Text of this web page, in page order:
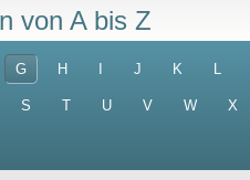
von A bis Z
G H J K L
S T U V W X